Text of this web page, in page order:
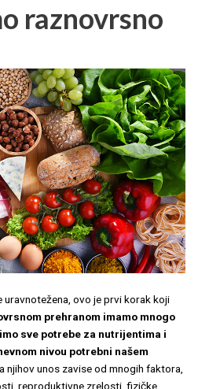
raznovrsno
uravnotežena, ovo je prvi korak koji
prehranom imamo mnogo
sve potrebe za nutrijentima i
nivou potrebni našem
njihov unos zavise od mnogih faktora,
reproduktivne zrelosti, fizičke